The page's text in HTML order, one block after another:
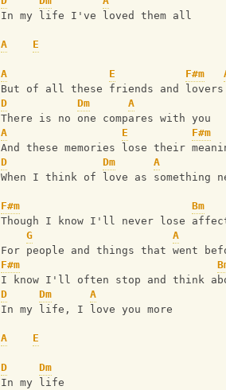
In my life I've loved them all
A E
A E F#m
But of all these friends and lovers
D
Dm
A
There is no one compares with you
A
E F#m
And these memories lose their
D
Dm
A
When I think of love as something
F#m
Bm
Though I know I'll never lose
G
A
For people and things that went
F#m
I know I'll often stop and think
D
Dm
A
In my life, I love you more
A E
D
Dm
In my life